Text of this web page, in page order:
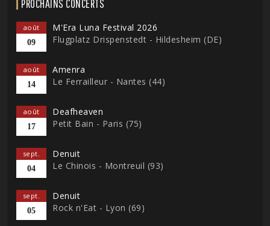
PROCHAINS CONCERTS
août
09
M'Era Luna Festival 2026
Flugplatz Drispenstedt - Hildesheim (DE)
août
14
Amenra
Le Ferrailleur - Nantes (44)
août
17
Deafheaven
Petit Bain - Paris (75)
sept.
04
Denuit
Le Chinois - Montreuil (93)
sept.
05
Denuit
Rock n'Eat - Lyon (69)